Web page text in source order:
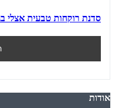
סדנת רוקחות טבעית אצלי
אודות